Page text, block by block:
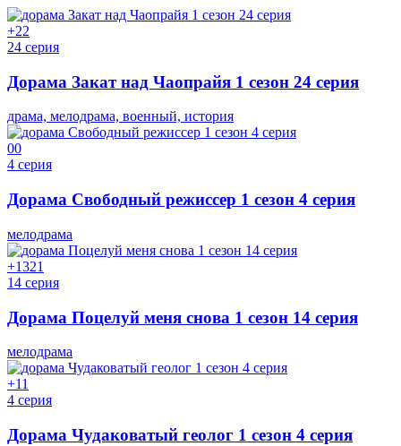
+22
24 серия
Дорама Закат над Чаопрайя 1 сезон 24 серия
драма, мелодрама, военный, история
00
4 серия
Дорама Свободный режиссер 1 сезон 4 серия
мелодрама
+1321
14 серия
Дорама Поцелуй меня снова 1 сезон 14 серия
мелодрама
+11
4 серия
Дорама Чудаковатый геолог 1 сезон 4 серия